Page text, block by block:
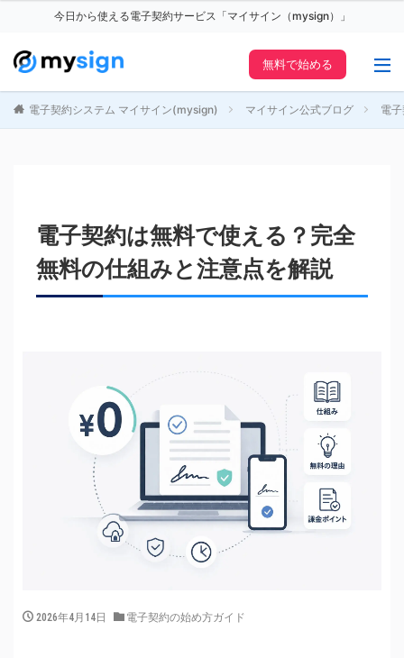
今日から使える電子契約サービス「マイサイン（mysign）」
無料で始める
電子契約システム マイサイン(mysign) マイサイン公式ブログ 電
電子契約は無料で使える？完全
無料の仕組みと注意点を解説
2026年4月14日 電子契約の始め方ガイド